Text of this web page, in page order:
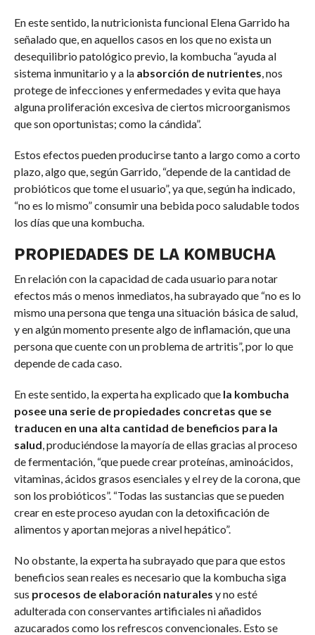
En este sentido, la nutricionista funcional Elena Garrido ha
señalado que, en aquellos casos en los que no exista un
desequilibrio patológico previo, la kombucha “ayuda al
sistema inmunitario y a la absorción de nutrientes , nos
protege de infecciones y enfermedades y evita que haya
alguna proliferación excesiva de ciertos microorganismos
que son oportunistas; como la cándida”.
Estos efectos pueden producirse tanto a largo como a corto
plazo, algo que, según Garrido, “depende de la cantidad de
probióticos que tome el usuario”, ya que, según ha indicado,
“no es lo mismo” consumir una bebida poco saludable todos
los días que una kombucha.
PROPIEDADES DE LA KOMBUCHA
En relación con la capacidad de cada usuario para notar
efectos más o menos inmediatos, ha subrayado que “no es lo
mismo una persona que tenga una situación básica de salud,
y en algún momento presente algo de inflamación, que una
persona que cuente con un problema de artritis”, por lo que
depende de cada caso.
En este sentido, la experta ha explicado que la kombucha
posee una serie de propiedades concretas que se
traducen en una alta cantidad de beneficios para la
salud , produciéndose la mayoría de ellas gracias al proceso
de fermentación, “que puede crear proteínas, aminoácidos,
vitaminas, ácidos grasos esenciales y el rey de la corona, que
son los probióticos”. “Todas las sustancias que se pueden
crear en este proceso ayudan con la detoxificación de
alimentos y aportan mejoras a nivel hepático”.
No obstante, la experta ha subrayado que para que estos
beneficios sean reales es necesario que la kombucha siga
sus procesos de elaboración naturales y no esté
adulterada con conservantes artificiales ni añadidos
azucarados como los refrescos convencionales. Esto se